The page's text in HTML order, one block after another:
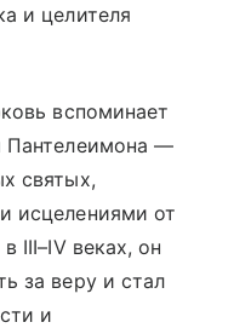
и целителя
вспоминает
Пантелеимона —
святых,
исцелениями от
III–IV веках, он
за веру и стал
и